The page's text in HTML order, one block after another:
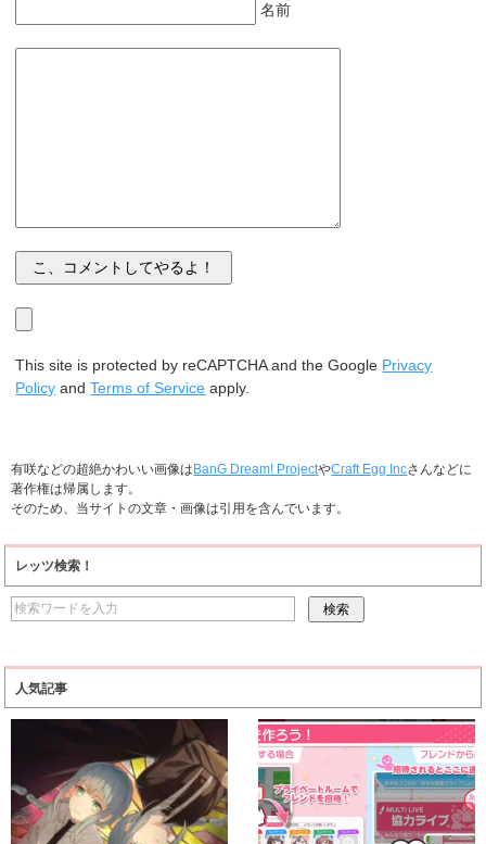
名前
This site is protected by reCAPTCHA and the Google Privacy
Policy andTerms of Service apply.
有咲などの超絶かわいい画像はBanG Dream! ProjectやCraft Egg Incさんなどに
著作権は帰属します。
そのため、当サイトの文章・画像は引用を含んでいます。
レッツ検索！
人気記事